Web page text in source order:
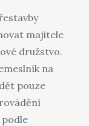
majitele
družstvo.
na
pouze